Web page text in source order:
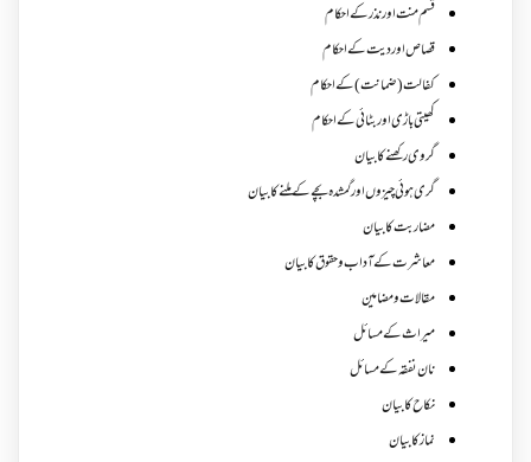
قسم منت اور نذر کے احکام
قصاص اور دیت کے احکام
کفالت (ضمانت) کے احکام
کھیتی باڑی اور بٹائی کے احکام
گروی رکھنے کا بیان
گری ہوئی چیزوں اورگمشدہ بچے کے ملنے کا بیان
مضاربت کا بیان
معاشرت کے آداب و حقوق کا بیان
مقالات ومضامین
میراث کے مسائل
نان نفقہ کے مسائل
نکاح کا بیان
نماز کا بیان